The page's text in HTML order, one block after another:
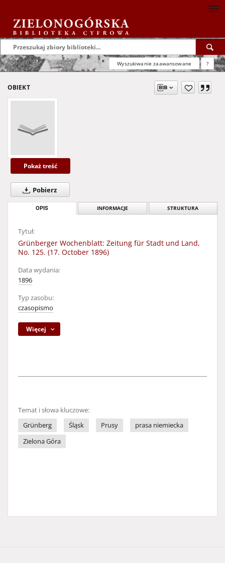
Wyszukiwanie zaawansowane ?
OBIEKT
Pokaż treść
Pobierz
OPIS INFORMACJE STRUKTURA
Tytuł:
Grünberger Wochenblatt: Zeitung für Stadt und Land,
No. 125. (17. October 1896)
Data wydania:
1896
Typ zasobu:
czasopismo
Więcej
Temat i słowa kluczowe:
Grünberg
Śląsk Prusy
prasa niemiecka
Zielona Góra